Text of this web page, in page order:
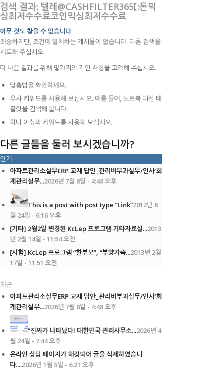
검색 결과: 텔레@CASHFILTER365【:돈믹
싱최저수수료코인믹싱최저수수료
아무 것도 찾을 수 없습니다
죄송하지만, 조건에 일치하는 게시물이 없습니다. 다른 검색을
시도해 주십시오.
더 나은 결과를 위해 몇가지의 제안 사항을 고려해 주십시오.
맞춤법을 확인하세요.
유사 키워드를 사용해 보십시오. 예를 들어, 노트북 대신 태
블릿을 검색해 봅니다.
하나 이상의 키워드를 사용해 보십시오.
다른 글들을 둘러 보시겠습니까?
인기
아파트관리소실무ERP 교재 답안_관리비부과실무/인사’회
계관리실무...2026년 7월 8일 - 4:48 오후
This is a post with post type “Link”2012년 8
월 24일 - 6:16 오후
[기타] 2월2일 변경된 KcLep 프로그램 기타자료실...2013
년 2월 14일 - 11:54 오전
[시험] KcLep 프로그램 “한부모”, “부양가족...2013년 2월
17일 - 11:51 오전
최근
아파트관리소실무ERP 교재 답안_관리비부과실무/인사’회
계관리실무...2026년 7월 8일 - 4:48 오후
“진짜가 나타났다! 대한민국 관리사무소...2026년 4
월 24일 - 7:44 오후
온라인 상담 페이지가 해킹되어 글을 삭제하였습니
다....2026년 1월 5일 - 6:21 오후